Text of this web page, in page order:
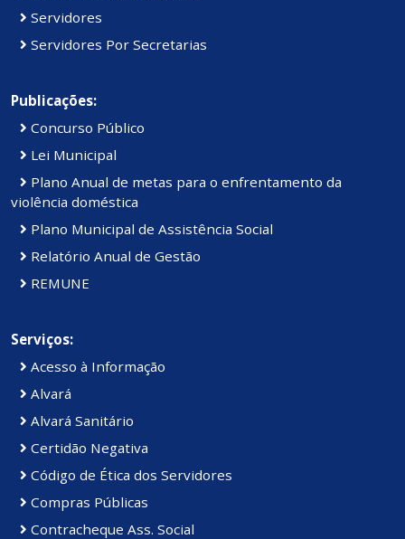
Servidores
Servidores Por Secretarias
Publicações:
Concurso Público
Lei Municipal
Plano Anual de metas para o enfrentamento da
violência doméstica
Plano Municipal de Assistência Social
Relatório Anual de Gestão
REMUNE
Serviços:
Acesso à Informação
Alvará
Alvará Sanitário
Certidão Negativa
Código de Ética dos Servidores
Compras Públicas
Contracheque Ass. Social